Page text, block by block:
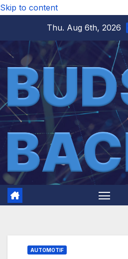
Skip to content
Thu. Aug 6th, 2026
AUTOMOTIF